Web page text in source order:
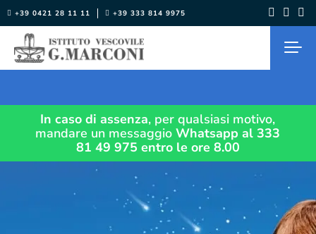
Salta
al
contenuto
+39 0421 28 11 11 +39 333 814 9975
In caso di assenza, per qualsiasi motivo,
mandare un messaggioWhatsapp al 333
81 49 975 entro le ore 8.00